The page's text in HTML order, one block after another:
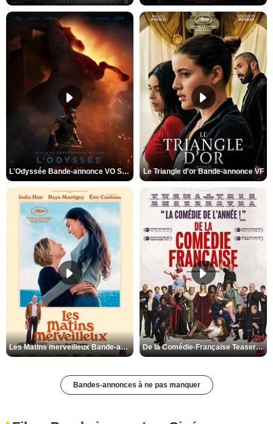
L'Odyssée Bande-annonce VO STFR Le Triangle d'or Bande-annonce VF
Les Matins merveilleux Bande-annonce VF De la Comédie-Française Teaser VF
Bandes-annonces à ne pas manquer